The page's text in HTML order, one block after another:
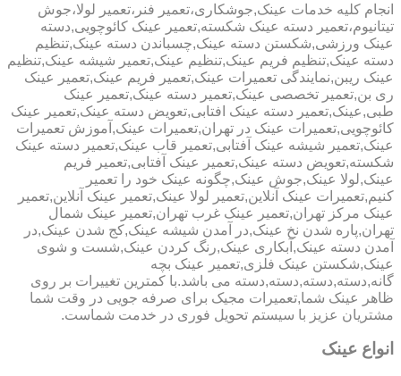
انجام کلیه خدمات عینک,جوشکاری،تعمیر فنر،تعمیر لولا،جوش
تیتانیوم،تعمیر دسته عینک شکسته,تعمیر عینک کائوچویی,دسته
عینک ورزشی,شکستن دسته عینک,چسباندن دسته عینک,تنظیم
دسته عینک,تنظیم فریم عینک,تنظیم عینک,تعمیر شیشه عینک,تنظیم
عینک ریبن,نمایندگی تعمیرات عینک,تعمیر فریم عینک,تعمیر عینک
ری بن,تعمیر تخصصی عینک,تعمیر دسته عینک,تعمیر عینک
طبی,عینک,تعمیر دسته عینک افتابی,تعویض دسته عینک,تعمیر عینک
کائوچویی,تعمیرات عینک در تهران,تعمیرات عینک,آموزش تعمیرات
عینک,تعمیر شیشه عینک آفتابی,تعمیر قاب عینک,تعمیر دسته عینک
شکسته,تعویض دسته عینک,تعمیر عینک آفتابی,تعمیر فریم
عینک,لولا عینک,جوش عینک,چگونه عینک خود را تعمیر
کنیم,تعمیرات عینک آنلاین,تعمیر لولا عینک,تعمیر عینک آنلاین,تعمیر
عینک مرکز تهران,تعمیر عینک غرب تهران,تعمیر عینک شمال
تهران,پاره شدن نخ عینک,در آمدن شیشه عینک,کج شدن عینک,در
آمدن دسته عینک,آبکاری عینک,رنگ کردن عینک,شست و شوی
عینک,شکستن عینک فلزی,تعمیر عینک بچه
گانه,دسته,دسته,دسته,دسته می باشد.با کمترین تغییرات بر روی
ظاهر عینک شما,تعمیرات مجیک برای صرفه جویی در وقت شما
مشتریان عزیز با سیستم تحویل فوری در خدمت شماست.
انواع عینک